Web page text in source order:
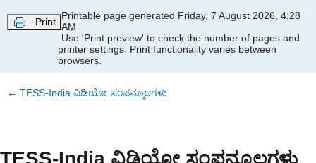
Print
Printable page generated Friday, 7 August 2026, 4:28
AM
Use 'Print preview' to check the number of pages and
printer settings. Print functionality varies between
browsers.
← TESS-India ವಿಡಿಯೋ ಸಂಪನ್ಮೂಲಗಳು
TESS-India ವಿಡಿಯೋ ಸಂಪನ್ಮೂಲಗಳು